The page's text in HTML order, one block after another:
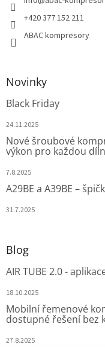
+420 377 152 211
ABAC kompresory
Novinky
Black Friday
24.11.2025
Nové šroubové
výkon pro každou
7.8.2025
A29BE a A39BE –
31.7.2025
Blog
AIR TUBE 2.0 -
18.10.2025
Mobilní řemenové
dostupné řešení bez
27.8.2025